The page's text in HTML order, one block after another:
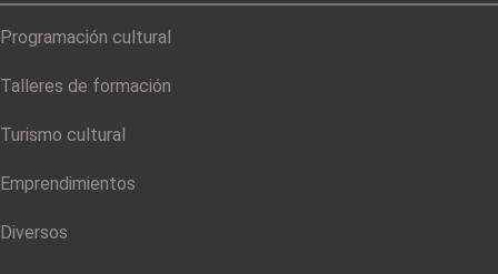
Programación cultural
Talleres de formación
Turismo cultural
Emprendimientos
Diversos